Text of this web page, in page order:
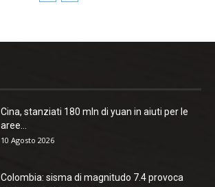
Cina, stanziati 180 mln di yuan in aiuti per le
aree...
10 Agosto 2026
Colombia: sisma di magnitudo 7.4 provoca